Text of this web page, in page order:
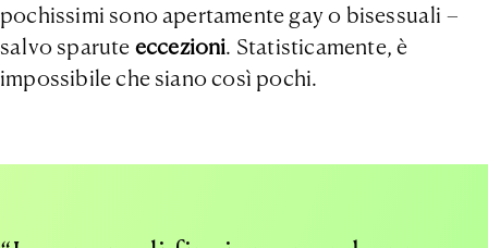
pochissimi sono apertamente gay o bisessuali –
salvo sparute eccezioni. Statisticamente, è
impossibile che siano così pochi.